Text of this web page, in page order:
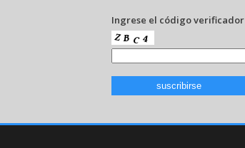
Ingrese el código verificador